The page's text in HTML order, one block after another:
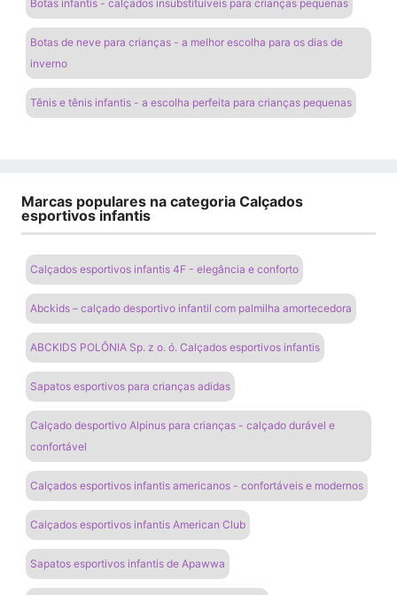
Botas infantis - calçados insubstituíveis para crianças pequenas
Botas de neve para crianças - a melhor escolha para os dias de
inverno
Tênis e tênis infantis - a escolha perfeita para crianças pequenas
Marcas populares na categoria Calçados
esportivos infantis
Calçados esportivos infantis 4F - elegância e conforto
Abckids – calçado desportivo infantil com palmilha amortecedora
ABCKIDS POLÔNIA Sp. z o. ó. Calçados esportivos infantis
Sapatos esportivos para crianças adidas
Calçado desportivo Alpinus para crianças - calçado durável e
confortável
Calçados esportivos infantis americanos - confortáveis ​​e modernos
Calçados esportivos infantis American Club
Sapatos esportivos infantis de Apawwa